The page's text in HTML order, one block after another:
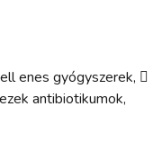
enes gyógyszerek, 
antibiotikumok,